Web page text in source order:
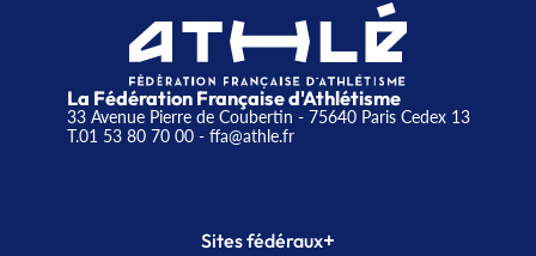
La Fédération Française d'Athlétisme
33 Avenue Pierre de Coubertin - 75640 Paris Cedex 13
T.01 53 80 70 00- ffa@athle.fr
Sites fédéraux+